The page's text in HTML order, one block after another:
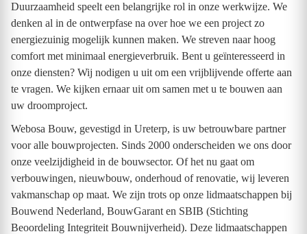
Duurzaamheid speelt een belangrijke rol in onze werkwijze. We
denken al in de ontwerpfase na over hoe we een project zo
energiezuinig mogelijk kunnen maken. We streven naar hoog
comfort met minimaal energieverbruik. Bent u geïnteresseerd in
onze diensten? Wij nodigen u uit om een vrijblijvende offerte aan
te vragen. We kijken ernaar uit om samen met u te bouwen aan
uw droomproject.
Webosa Bouw, gevestigd in Ureterp, is uw betrouwbare partner
voor alle bouwprojecten. Sinds 2000 onderscheiden we ons door
onze veelzijdigheid in de bouwsector. Of het nu gaat om
verbouwingen, nieuwbouw, onderhoud of renovatie, wij leveren
vakmanschap op maat. We zijn trots op onze lidmaatschappen bij
Bouwend Nederland, BouwGarant en SBIB (Stichting
Beoordeling Integriteit Bouwnijverheid). Deze lidmaatschappen